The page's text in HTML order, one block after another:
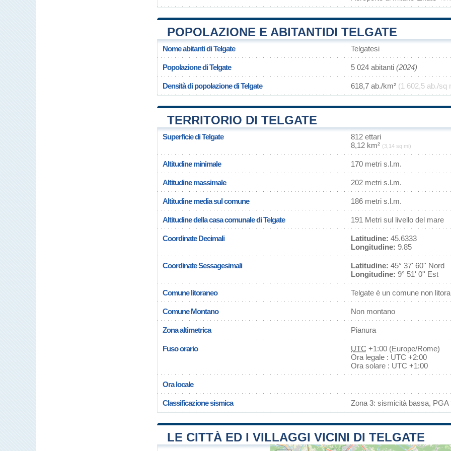
POPOLAZIONE E ABITANTIDI TELGATE
Nome abitanti di Telgate Telgatesi
Popolazione di Telgate 5 024 abitanti (2024)
Densità di popolazione di Telgate 618,7 ab./km² (1 602,5 ab./sq
TERRITORIO DI TELGATE
Superficie di Telgate
812 ettari
8,12 km² (3,14 sq mi)
Altitudine minimale 170 metri s.l.m.
Altitudine massimale 202 metri s.l.m.
Altitudine media sul comune 186 metri s.l.m.
Altitudine della casa comunale di Telgate 191 Metri sul livello del mare
Coordinate Decimali Latitudine: 45.6333
Longitudine: 9.85
Coordinate Sessagesimali Latitudine: 45° 37' 60'' Nord
Longitudine: 9° 51' 0'' Est
Comune litoraneo Telgate è un comune non
Comune Montano Non montano
Zona altimetrica Pianura
Fuso orario UTC +1:00 (Europe/Rome)
Ora legale : UTC +2:00
Ora solare : UTC +1:00
Ora locale
Classificazione sismica Zona 3: sismicità bassa, PGA
LE CITTÀ ED I VILLAGGI VICINI DI TELGATE